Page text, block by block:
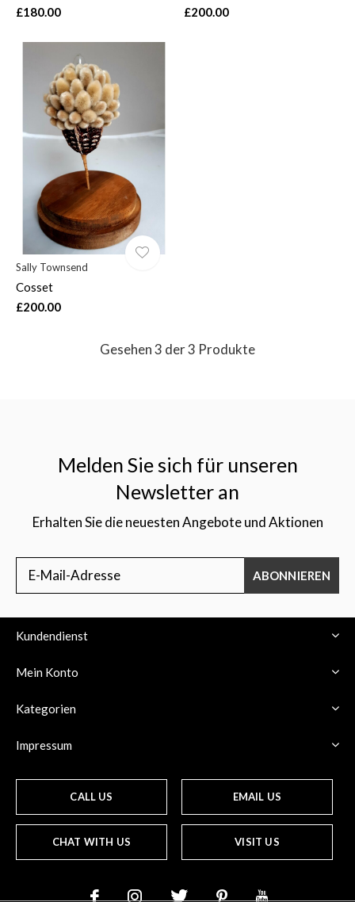
£180.00
£200.00
Sally Townsend
Cosset
£200.00
Gesehen 3 der 3 Produkte
Melden Sie sich für unseren
Newsletter an
Erhalten Sie die neuesten Angebote und Aktionen
ABONNIEREN
Kundendienst
Mein Konto
Kategorien
Impressum
CALL US EMAIL US
CHAT WITH US VISIT US